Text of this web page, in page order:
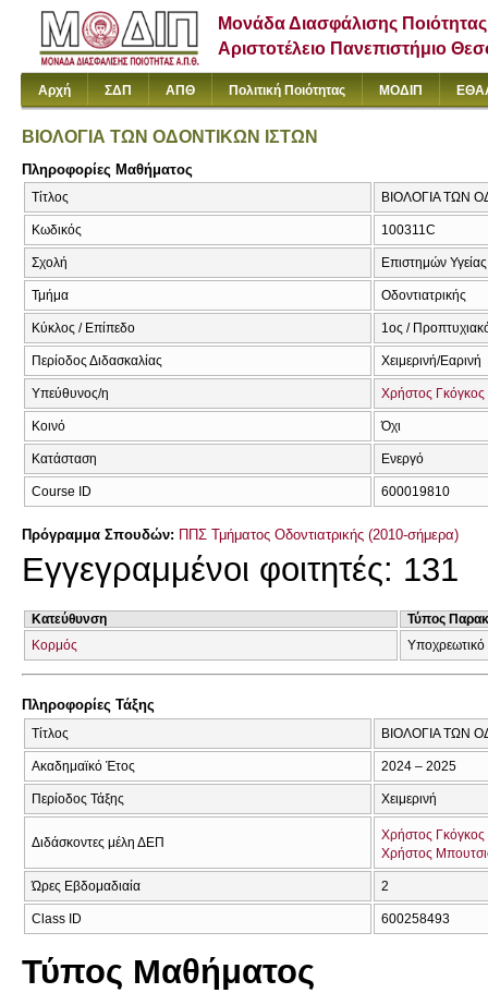
Μονάδα Διασφάλισης Ποιότητας
Αριστοτέλειο Πανεπιστήμιο
Αρχή ΣΔΠ ΑΠΘ Πολιτική Ποιότητας ΜΟΔΙΠ
ΒΙΟΛΟΓΙΑ ΤΩΝ ΟΔΟΝΤΙΚΩΝ ΙΣΤΩΝ
Πληροφορίες Μαθήματος
Τίτλος ΒΙΟΛΟΓΙΑ ΤΩΝ
Κωδικός 100311C
Σχολή Επιστημών Υγείας
Τμήμα Οδοντιατρικής
Κύκλος / Επίπεδο 1ος /
Περίοδος Διδασκαλίας Χειμερινή/Εαρινή
Υπεύθυνος/η Χρήστος Γκόγκος
Κοινό Όχι
Κατάσταση Ενεργό
Course ID 600019810
Πρόγραμμα Σπουδών: ΠΠΣ Τμήματος Οδοντιατρικής (2010-σήμερα)
Εγγεγραμμένοι φοιτητές: 131
Κατεύθυνση
Τύπος
Κορμός
Υποχρεωτικό
Πληροφορίες Τάξης
Τίτλος ΒΙΟΛΟΓΙΑ ΤΩΝ
Ακαδημαϊκό Έτος 2024 – 2025
Περίοδος Τάξης Χειμερινή
Διδάσκοντες μέλη ΔΕΠ
Χρήστος Γκόγκος
Χρήστος
Ώρες Εβδομαδιαία 2
Class ID 600258493
Τύπος Μαθήματος